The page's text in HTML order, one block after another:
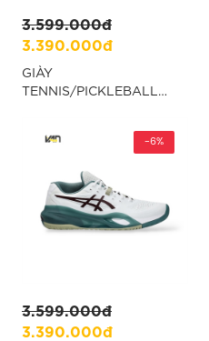
3.599.000đ
3.390.000đ
GIÀY
TENNIS/PICKLEBALL
GREEN - XANH
3.599.000đ
3.390.000đ
-6%